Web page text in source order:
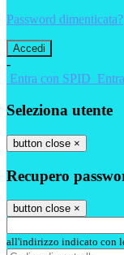
Password dimenticata?
-
Entra con SPID
Seleziona utente
button close ×
Recupero
button close ×
all'indirizzo indicato con